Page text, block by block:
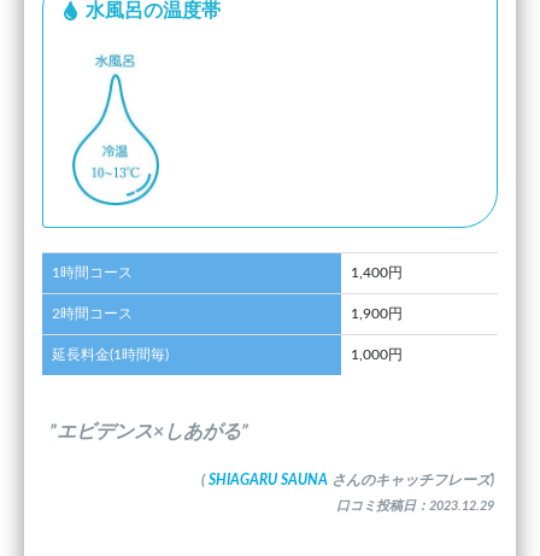
水風呂の温度帯
1時間コース 1,400円
2時間コース 1,900円
延長料金(1時間毎) 1,000円
”エビデンス×しあがる”
( SHIAGARU SAUNA さんのキャッチフレーズ)
口コミ投稿日：2023.12.29